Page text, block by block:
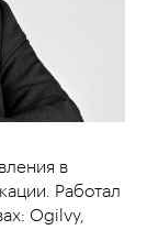
в
Работал
Ogilvy,